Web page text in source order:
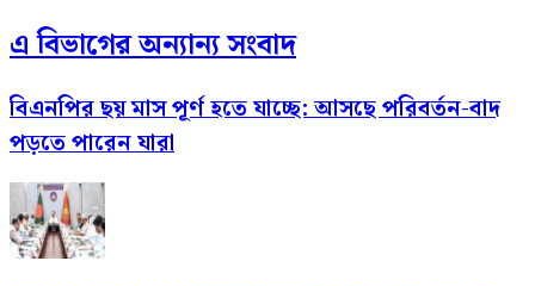
এ বিভাগের অন্যান্য সংবাদ
বিএনপির ছয় মাস পূর্ণ হতে যাচ্ছে: আসছে পরিবর্তন-বাদ
পড়তে পারেন যারা